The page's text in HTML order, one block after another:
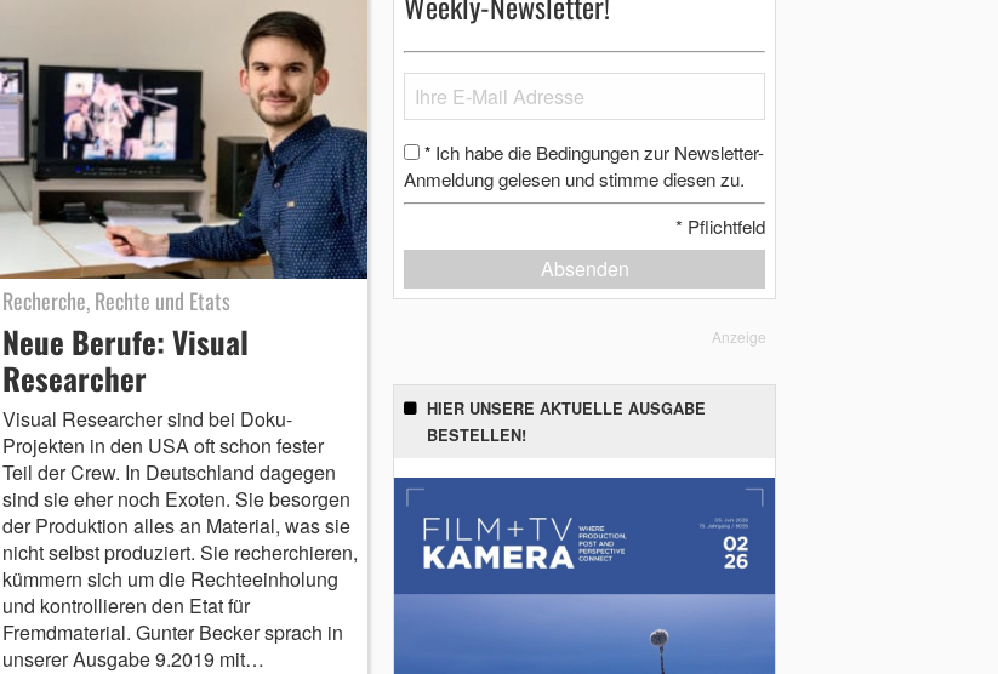
Recherche, Rechte und Etats
Neue Berufe: Visual
Researcher
Visual Researcher sind bei Doku-
Projekten in den USA oft schon fester
Teil der Crew. In Deutschland dagegen
sind sie eher noch Exoten. Sie besorgen
der Produktion alles an Material, was sie
nicht selbst produziert. Sie recherchieren,
kümmern sich um die Rechteeinholung
und kontrollieren den Etat für
Fremdmaterial. Gunter Becker sprach in
unserer Ausgabe 9.2019 mit…
* Ich habe die Bedingungen zur Newsletter-
Anmeldung gelesen und stimme diesen zu.
* Pflichtfeld
Absenden
Anzeige
HIER UNSERE AKTUELLE AUSGABE
BESTELLEN!